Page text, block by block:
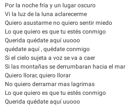
Por la noche fría y un lugar oscuro
Vi la luz de la luna aclarecerme
Quiero asustarme no quiero sentir miedo
Lo que quiero es que tu estés conmigo
Querida quédate aquí uuooo
quédate aquí , quédate conmigo
Si el cielo sujeta a voz se va a caer
Si las montañas se derrumbaran hacia el mar
Quiero llorar, quiero llorar
No quiero derramar mas lagrimas
Lo que quiero es que tu estés conmigo
Querida quédate aquí uuooo